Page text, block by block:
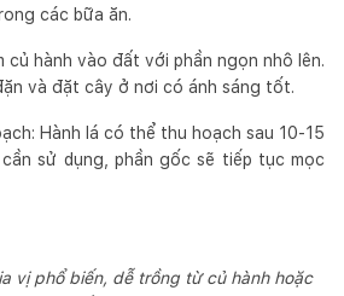
các bữa ăn.
củ hành vào đất với phần ngọn nhô lên.
và đặt cây ở nơi có ánh sáng tốt.
Hành lá có thể thu hoạch sau 10-15
sử dụng, phần gốc sẽ tiếp tục mọc
vị phổ biến, dễ trồng từ củ hành hoặc